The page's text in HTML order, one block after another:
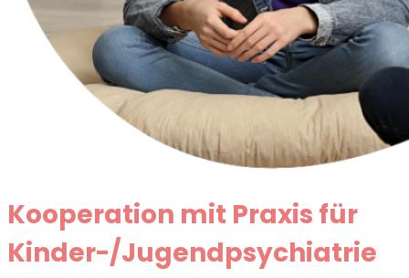
Kooperation mit Praxis für
Kinder-/Jugendpsychiatrie